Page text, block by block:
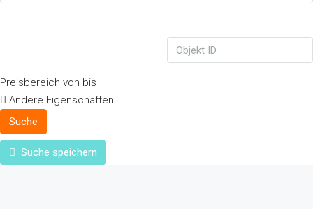
Preisbereich von bis
Andere Eigenschaften
Suche
Suche speichern